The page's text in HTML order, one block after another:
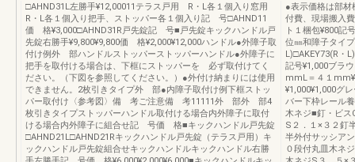
□AHND31L左勝手¥12,00011テラス戸用 R・L各１個入り窓用
R・L各１個入り把手、ストッパー各１個入り記 号□AHND11
価 格¥3,000□AHND31R戸先錠記 号■戸先錠キックハンドル戸
先錠右勝手¥9,800¥9,800価 格¥2,000¥12,000ハンドル●外障子取
付け例外 部ハンドルストッパーストッパーハンドル●外障子に
把手を取付ける場合は、下框にストッパーを 必ず取付けてく
ださい。（下図を参照してください。）●外付け納まりには使用
できません。2枚引きタイプ外 部●内障子取付け例下框ストッ
パー取付け〈参考図〉備 考ご注意備 考11111外 部外 部4
枚引きタイプストッパーハンドル取付ける場合内外障子に取付
ける場合内外障子に組合せ記 号価 格■キックハンドル戸先錠
□AHND21L□AHND21Rキックハンドル戸先錠（テラス戸用）キ
ックハンドル戸先錠組合せキックハンドルキックハンドル右勝
●表示価格は部材
付費、現場搬入
ト１梱包¥800記
位㎜和障子タイ
L)□AKEY73(R・
記号¥1,000ブラ
mmL＝４１
¥1,000¥1,000グ
バー下枠レール
木ネジ■釘・ビス
S２．１×３２釘
半外付サッシア
０段付丸皿木ネ